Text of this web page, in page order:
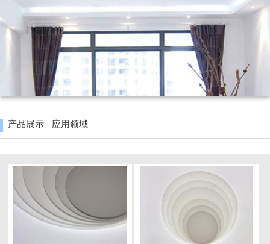
产品展示 - 应用领域